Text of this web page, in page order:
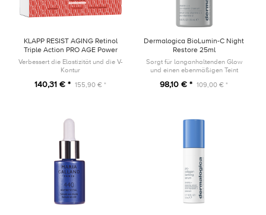
KLAPP RESIST AGING Retinol
Triple Action PRO AGE Power
Trio SET
Verbessert die Elastizität und die V-
Kontur
140,31 € * 155,90 € *
Dermalogica BioLumin-C Night
Restore 25ml
Sorgt für langanhaltenden Glow
und einen ebenmäßigen Teint
98,10 € * 109,00 € *